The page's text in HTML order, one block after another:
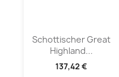
Schottischer Great
Highland...
137,42 €